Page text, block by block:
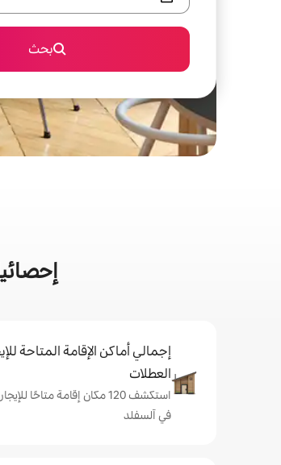
بحث
إجمالي أماكن الإقامة المتاحة
العطلات
استكشف 120 مكان إقامة متاحًا
في آلسفلد